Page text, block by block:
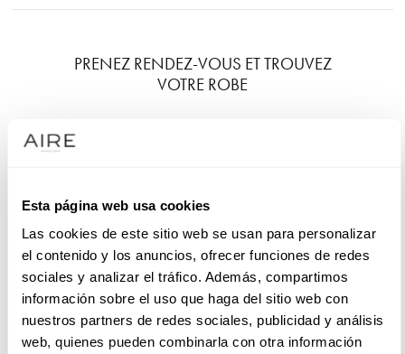
Esta página web usa cookies
Las cookies de este sitio web se usan para personalizar
el contenido y los anuncios, ofrecer funciones de redes
sociales y analizar el tráfico. Además, compartimos
información sobre el uso que haga del sitio web con
nuestros partners de redes sociales, publicidad y análisis
web, quienes pueden combinarla con otra información
PRENEZ RENDEZ-VOUS ET TROUVEZ
VOTRE ROBE